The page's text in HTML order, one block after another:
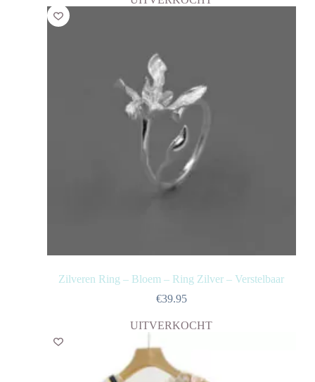
Zilveren Ring – Bloem – Ring Zilver – Verstelbaar
€39.95
UITVERKOCHT